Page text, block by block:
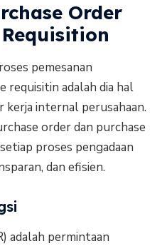
Order
pemesanan
requisitin adalah dia hal
internal perusahaan.
order dan purchase
proses pengadaan
dan efisien.
adalah permintaan